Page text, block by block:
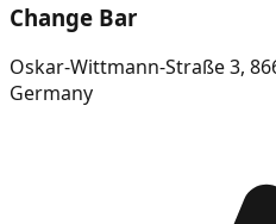
Change Bar
Oskar-Wittmann-Straße 3,
Germany